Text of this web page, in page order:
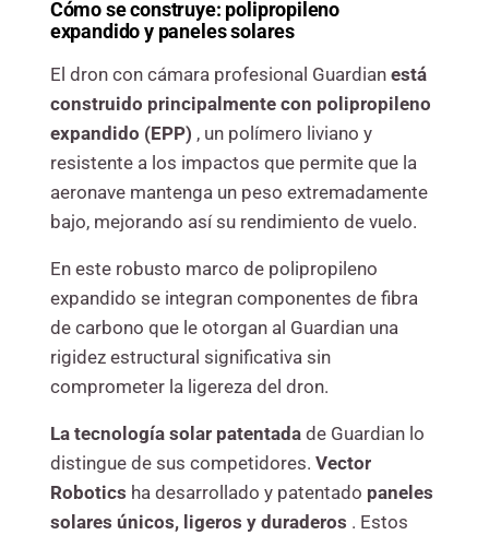
Cómo se construye: polipropileno
expandidoy paneles solares
El dron con cámara profesional Guardian está
construido principalmente con polipropileno
expandido (EPP) , un polímero liviano y
resistente a los impactos que permite que la
aeronave mantenga un peso extremadamente
bajo, mejorando así su rendimiento de vuelo.
En este robusto marco de polipropileno
expandido se integran componentes de fibra
de carbono que le otorgan al Guardian una
rigidez estructural significativa sin
comprometer la ligereza del dron.
La tecnología solar patentadade Guardian lo
distingue de sus competidores. Vector
Robotics ha desarrollado y patentado paneles
solares únicos, ligeros y duraderos . Estos